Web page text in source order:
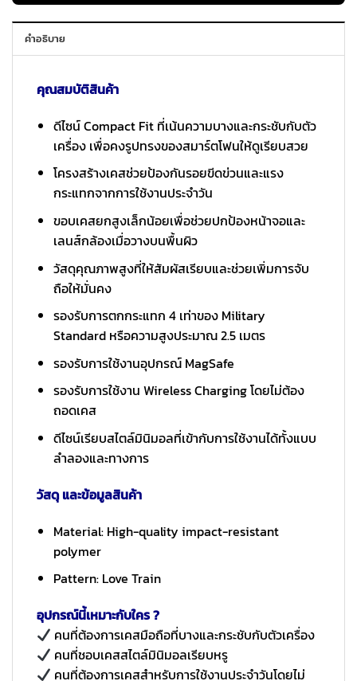
คำอธิบาย
คุณสมบัติสินค้า
ดีไซน์ Compact Fit ที่เน้นความบางและกระชับกับตัว
เครื่อง เพื่อคงรูปทรงของสมาร์ตโฟนให้ดูเรียบสวย
โครงสร้างเคสช่วยป้องกันรอยขีดข่วนและแรง
กระแทกจากการใช้งานประจำวัน
ขอบเคสยกสูงเล็กน้อยเพื่อช่วยปกป้องหน้าจอและ
เลนส์กล้องเมื่อวางบนพื้นผิว
วัสดุคุณภาพสูงที่ให้สัมผัสเรียบและช่วยเพิ่มการจับ
ถือให้มั่นคง
รองรับการตกกระแทก 4 เท่าของ Military
Standard หรือความสูงประมาณ 2.5 เมตร
รองรับการใช้งานอุปกรณ์ MagSafe
รองรับการใช้งาน Wireless Charging โดยไม่ต้อง
ถอดเคส
ดีไซน์เรียบสไตล์มินิมอลที่เข้ากับการใช้งานได้ทั้งแบบ
ลำลองและทางการ
วัสดุ และข้อมูลสินค้า
Material: High-quality impact-resistant
polymer
Pattern: Love Train
อุปกรณ์นี้เหมาะกับใคร ?
คนที่ต้องการเคสมือถือที่บางและกระชับกับตัวเครื่อง
คนที่ชอบเคสสไตล์มินิมอลเรียบหรู
คนที่ต้องการเคสสำหรับการใช้งานประจำวันโดยไม่